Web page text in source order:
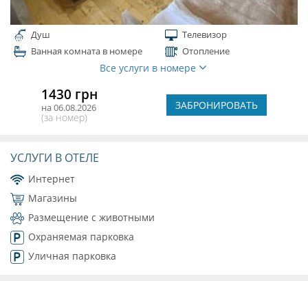
Душ
Телевизор
Ванная комната в номере
Отопление
Все услуги в номере
1430 грн
на 06.08.2026
(за номер)
ЗАБРОНИРОВАТЬ
УСЛУГИ В ОТЕЛЕ
Интернет
Магазины
Размещение с животными
Охраняемая парковка
Уличная парковка